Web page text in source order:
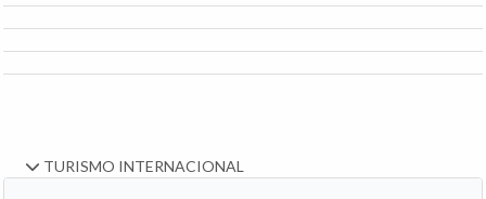
TURISMO INTERNACIONAL